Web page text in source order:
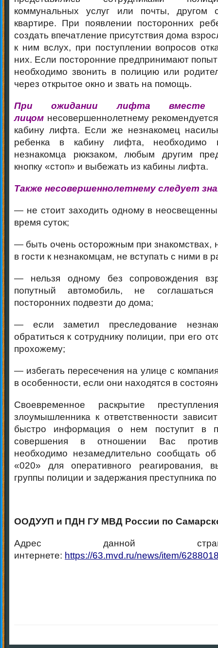
коммунальных услуг или почты, другом
квартире. При появлении посторонних
создать впечатление присутствия дома
к ним вслух, при поступлении вопросов
них. Если посторонние предпринимают
необходимо звонить в полицию или
через открытое окно и звать на помощь.
При ожидании лифта вместе
лицом несовершеннолетнему
кабину лифта. Если же незнакомец
ребенка в кабину лифта, необходимо
незнакомца рюкзаком, любым другим
кнопку «стоп» и выбежать из кабины лифта.
Также несовершеннолетнему следует
— не стоит заходить одному в
время суток;
— быть очень осторожным при знакомствах,
в гости к незнакомцам, не вступать с ними в
— нельзя одному без сопровождения
попутный автомобиль, не
посторонних подвезти до дома;
— если заметил преследование
обратиться к сотруднику полиции, при его
прохожему;
— избегать пересечения на улице с
в особенности, если они находятся в
Своевременное раскрытие
злоумышленника к ответственности
быстро информация о нем поступит в
совершения в отношении Вас
необходимо незамедлительно сообщать
«020» для оперативного реагирования,
группы полиции и задержания преступника
ООДУУП и ПДН ГУ МВД России по
Адрес данной
интернете: https://63.mvd.ru/news/item/